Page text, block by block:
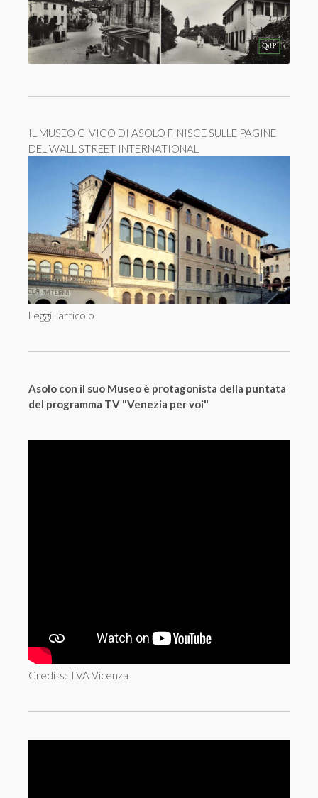
IL MUSEO CIVICO DI ASOLO FINISCE SULLE PAGINE
DEL WALL STREET INTERNATIONAL
Leggi l'articolo
Asolo con il suo Museo è protagonista della puntata
del programma TV "Venezia per voi"
Credits: TVA Vicenza